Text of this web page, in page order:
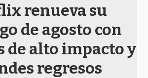
renueva su
de agosto con
de alto impacto y
regresos